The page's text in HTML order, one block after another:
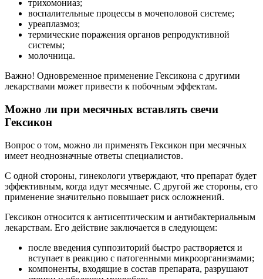
трихомониаз;
воспалительные процессы в мочеполовой системе;
уреаплазмоз;
термические поражения органов репродуктивной
системы;
молочница.
Важно! Одновременное применение Гексикона с другими
лекарствами может привести к побочным эффектам.
Можно ли при месячных вставлять свечи
Гексикон
Вопрос о том, можно ли применять Гексикон при месячных
имеет неоднозначные ответы специалистов.
С одной стороны, гинекологи утверждают, что препарат будет
эффективным, когда идут месячные. С другой же стороны, его
применение значительно повышает риск осложнений.
Гексикон относится к антисептическим и антибактериальным
лекарствам. Его действие заключается в следующем:
после введения суппозиторий быстро растворяется и
вступает в реакцию с патогенными микроорганизмами;
компоненты, входящие в состав препарата, разрушают